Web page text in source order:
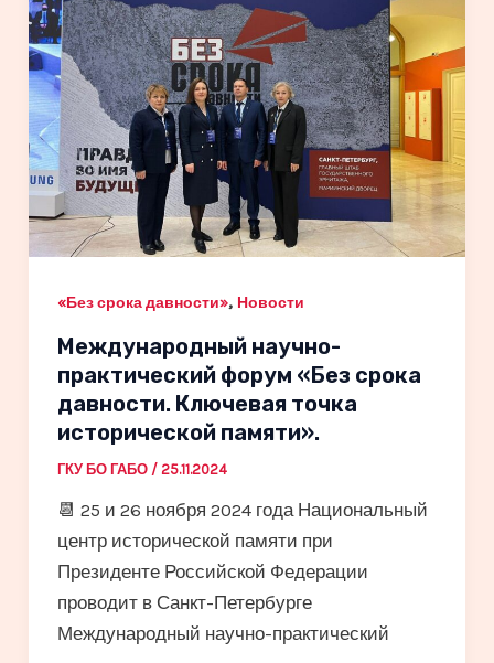
«Без срока давности», Новости
Международный научно-
практический форум «Без срока
давности. Ключевая точка
исторической памяти».
ГКУ БО ГАБО / 25.11.2024
📆 25 и 26 ноября 2024 года Национальный
центр исторической памяти при
Президенте Российской Федерации
проводит в Санкт-Петербурге
Международный научно-практический